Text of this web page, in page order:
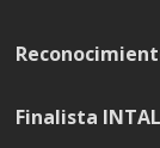
Finalista